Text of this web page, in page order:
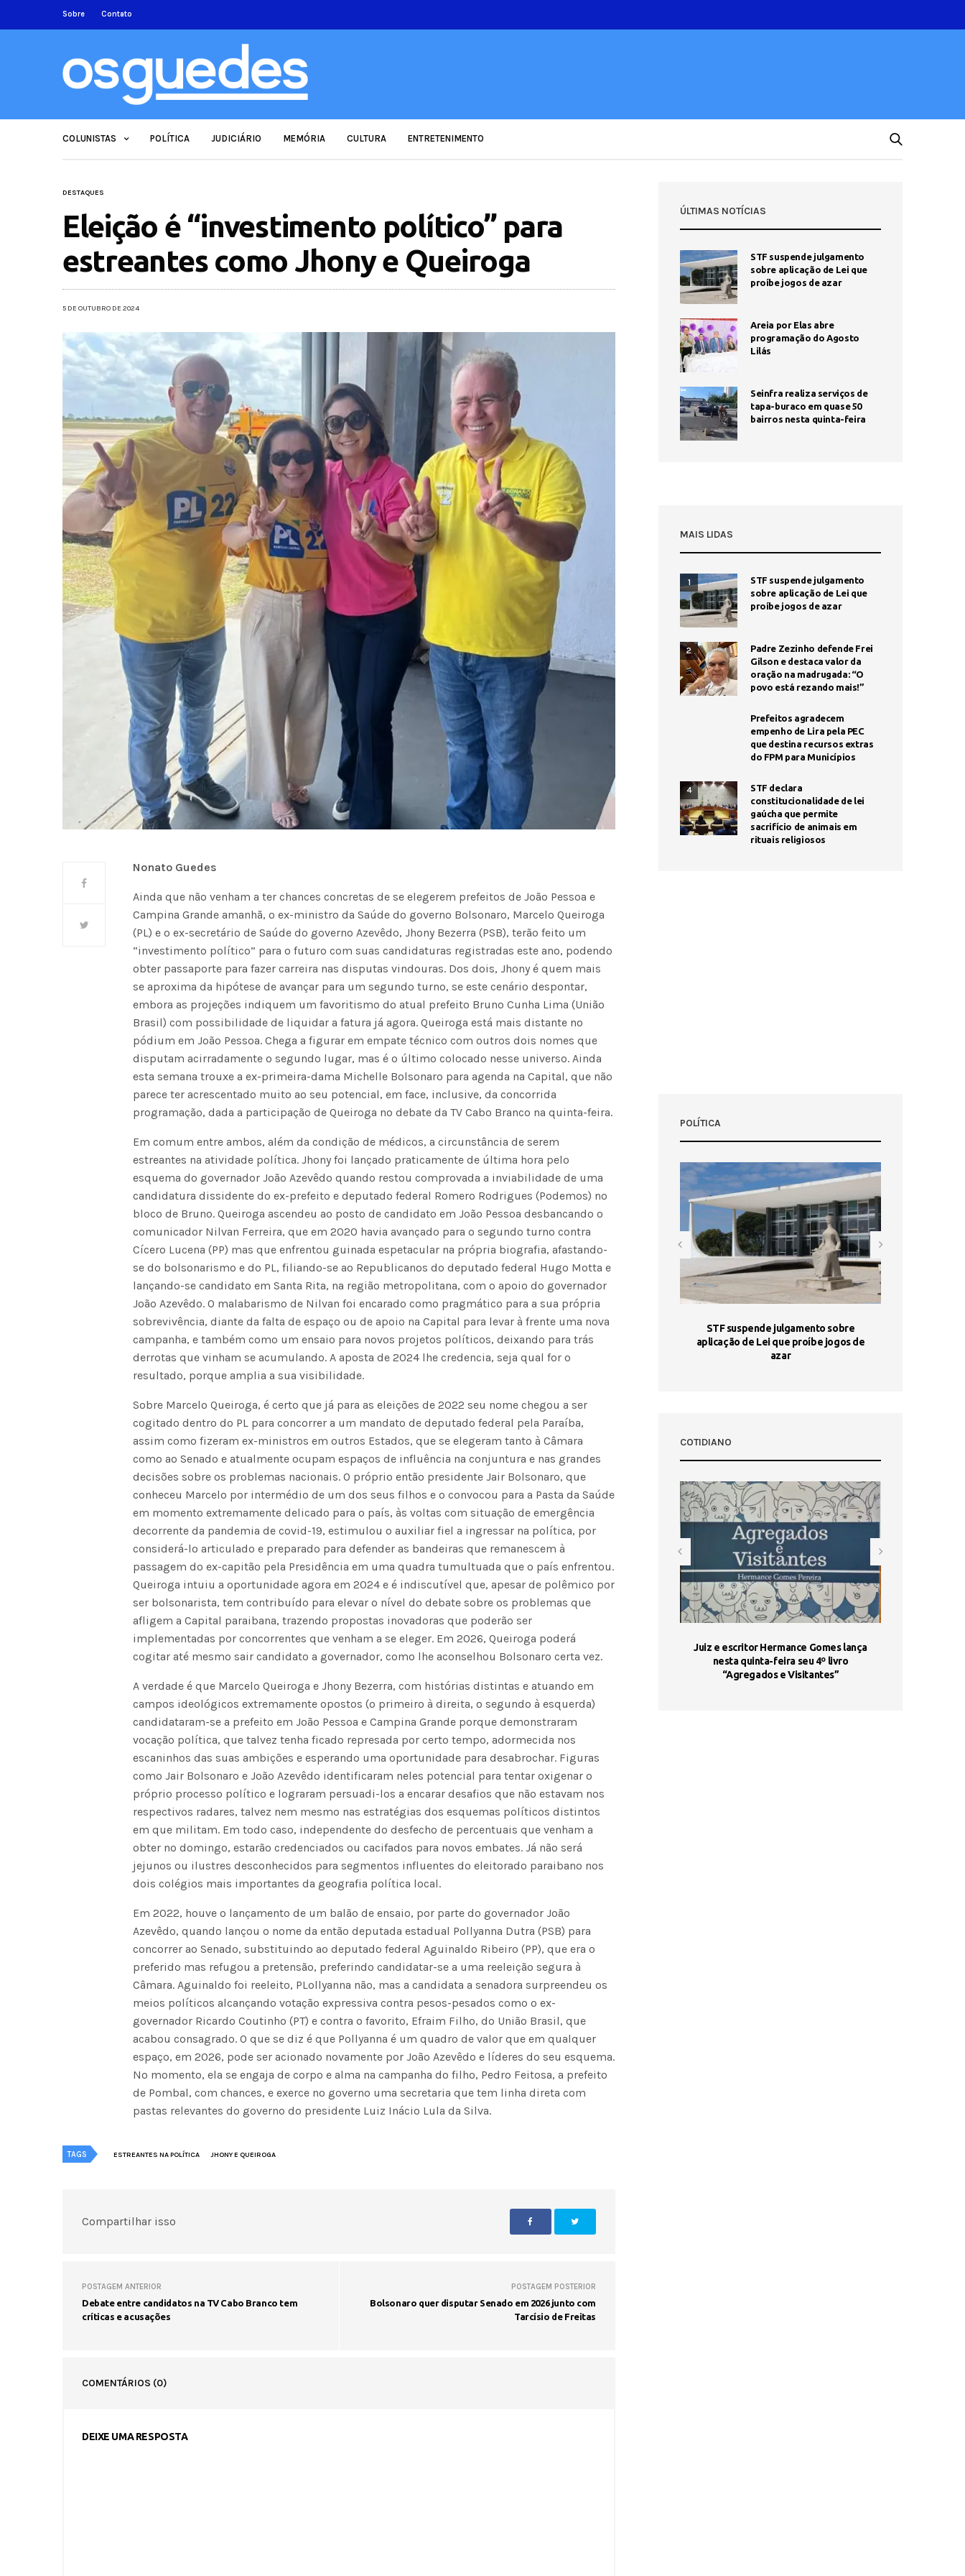
Sobre Contato
COLUNISTAS POLÍTICA JUDICIÁRIO MEMÓRIA CULTURA ENTRETENIMENTO
DESTAQUES
Eleição é “investimento político” para
estreantes como Jhony e Queiroga
5 DE OUTUBRO DE 2024
Nonato Guedes
Ainda que não venham a ter chances concretas de se elegerem prefeitos de João Pessoa e
Campina Grande amanhã, o ex-ministro da Saúde do governo Bolsonaro, Marcelo Queiroga
(PL) e o ex-secretário de Saúde do governo Azevêdo, Jhony Bezerra (PSB), terão feito um
“investimento político” para o futuro com suas candidaturas registradas este ano, podendo
obter passaporte para fazer carreira nas disputas vindouras. Dos dois, Jhony é quem mais
se aproxima da hipótese de avançar para um segundo turno, se este cenário despontar,
embora as projeções indiquem um favoritismo do atual prefeito Bruno Cunha Lima (União
Brasil) com possibilidade de liquidar a fatura já agora. Queiroga está mais distante no
pódium em João Pessoa. Chega a figurar em empate técnico com outros dois nomes que
disputam acirradamente o segundo lugar, mas é o último colocado nesse universo. Ainda
esta semana trouxe a ex-primeira-dama Michelle Bolsonaro para agenda na Capital, que não
parece ter acrescentado muito ao seu potencial, em face, inclusive, da concorrida
programação, dada a participação de Queiroga no debate da TV Cabo Branco na quinta-feira.
Em comum entre ambos, além da condição de médicos, a circunstância de serem
estreantes na atividade política. Jhony foi lançado praticamente de última hora pelo
esquema do governador João Azevêdo quando restou comprovada a inviabilidade de uma
candidatura dissidente do ex-prefeito e deputado federal Romero Rodrigues (Podemos) no
bloco de Bruno. Queiroga ascendeu ao posto de candidato em João Pessoa desbancando o
comunicador Nilvan Ferreira, que em 2020 havia avançado para o segundo turno contra
Cícero Lucena (PP) mas que enfrentou guinada espetacular na própria biografia, afastando-
se do bolsonarismo e do PL, filiando-se ao Republicanos do deputado federal Hugo Motta e
lançando-se candidato em Santa Rita, na região metropolitana, com o apoio do governador
João Azevêdo. O malabarismo de Nilvan foi encarado como pragmático para a sua própria
sobrevivência, diante da falta de espaço ou de apoio na Capital para levar à frente uma nova
campanha, e também como um ensaio para novos projetos políticos, deixando para trás
derrotas que vinham se acumulando. A aposta de 2024 lhe credencia, seja qual for o
resultado, porque amplia a sua visibilidade.
Sobre Marcelo Queiroga, é certo que já para as eleições de 2022 seu nome chegou a ser
cogitado dentro do PL para concorrer a um mandato de deputado federal pela Paraíba,
assim como fizeram ex-ministros em outros Estados, que se elegeram tanto à Câmara
como ao Senado e atualmente ocupam espaços de influência na conjuntura e nas grandes
decisões sobre os problemas nacionais. O próprio então presidente Jair Bolsonaro, que
conheceu Marcelo por intermédio de um dos seus filhos e o convocou para a Pasta da Saúde
em momento extremamente delicado para o país, às voltas com situação de emergência
decorrente da pandemia de covid-19, estimulou o auxiliar fiel a ingressar na política, por
considerá-lo articulado e preparado para defender as bandeiras que remanescem à
passagem do ex-capitão pela Presidência em uma quadra tumultuada que o país enfrentou.
Queiroga intuiu a oportunidade agora em 2024 e é indiscutível que, apesar de polêmico por
ser bolsonarista, tem contribuído para elevar o nível do debate sobre os problemas que
afligem a Capital paraibana, trazendo propostas inovadoras que poderão ser
implementadas por concorrentes que venham a se eleger. Em 2026, Queiroga poderá
cogitar até mesmo sair candidato a governador, como lhe aconselhou Bolsonaro certa vez.
A verdade é que Marcelo Queiroga e Jhony Bezerra, com histórias distintas e atuando em
campos ideológicos extremamente opostos (o primeiro à direita, o segundo à esquerda)
candidataram-se a prefeito em João Pessoa e Campina Grande porque demonstraram
vocação política, que talvez tenha ficado represada por certo tempo, adormecida nos
escaninhos das suas ambições e esperando uma oportunidade para desabrochar. Figuras
como Jair Bolsonaro e João Azevêdo identificaram neles potencial para tentar oxigenar o
próprio processo político e lograram persuadi-los a encarar desafios que não estavam nos
respectivos radares, talvez nem mesmo nas estratégias dos esquemas políticos distintos
em que militam. Em todo caso, independente do desfecho de percentuais que venham a
obter no domingo, estarão credenciados ou cacifados para novos embates. Já não será
jejunos ou ilustres desconhecidos para segmentos influentes do eleitorado paraibano nos
dois colégios mais importantes da geografia política local.
Em 2022, houve o lançamento de um balão de ensaio, por parte do governador João
Azevêdo, quando lançou o nome da então deputada estadual Pollyanna Dutra (PSB) para
concorrer ao Senado, substituindo ao deputado federal Aguinaldo Ribeiro (PP), que era o
preferido mas refugou a pretensão, preferindo candidatar-se a uma reeleição segura à
Câmara. Aguinaldo foi reeleito, PLollyanna não, mas a candidata a senadora surpreendeu os
meios políticos alcançando votação expressiva contra pesos-pesados como o ex-
governador Ricardo Coutinho (PT) e contra o favorito, Efraim Filho, do União Brasil, que
acabou consagrado. O que se diz é que Pollyanna é um quadro de valor que em qualquer
espaço, em 2026, pode ser acionado novamente por João Azevêdo e líderes do seu esquema.
No momento, ela se engaja de corpo e alma na campanha do filho, Pedro Feitosa, a prefeito
de Pombal, com chances, e exerce no governo uma secretaria que tem linha direta com
pastas relevantes do governo do presidente Luiz Inácio Lula da Silva.
TAGS ESTREANTES NA POLÍTICA JHONY E QUEIROGA
Compartilhar isso
POSTAGEM ANTERIOR
Debate entre candidatos na TV Cabo Branco tem
críticas e acusações
POSTAGEM POSTERIOR
Bolsonaro quer disputar Senado em 2026 junto com
Tarcísio de Freitas
COMENTÁRIOS (0)
DEIXE UMA RESPOSTA
ÚLTIMAS NOTÍCIAS
STF suspende julgamento
sobre aplicação de Lei que
proíbe jogos de azar
Areia por Elas abre
programação do Agosto
Lilás
Seinfra realiza serviços de
tapa-buraco em quase 50
bairros nesta quinta-feira
MAIS LIDAS
1
STF suspende julgamento
sobre aplicação de Lei que
proíbe jogos de azar
2
Padre Zezinho defende Frei
Gilson e destaca valor da
oração na madrugada: “O
povo está rezando mais!”
Prefeitos agradecem
empenho de Lira pela PEC
que destina recursos extras
do FPM para Municípios
4
STF declara
constitucionalidade de lei
gaúcha que permite
sacrifício de animais em
rituais religiosos
POLÍTICA
Seinfra realiza serviços de tapa-
buraco em quase 50 bairros nesta
STF suspende julgamento sobre
aplicação de Lei que proíbe jogos de
azar
COTIDIANO
Voo cancelado, bagagem extraviada e
cobranças indevidas: saiba quais são
Juiz e escritor Hermance Gomes lança
nesta quinta-feira seu 4º livro
“Agregados e Visitantes”